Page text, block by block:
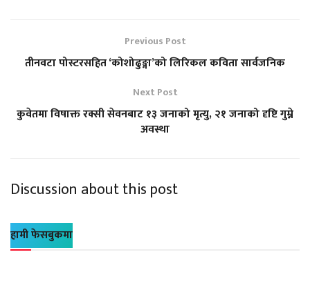
Previous Post
तीनवटा पोस्टरसहित ‘कोशोढुङ्गा’को लिरिकल कविता सार्वजनिक
Next Post
कुवेतमा विषाक्त रक्सी सेवनबाट १३ जनाको मृत्यु, २१ जनाको दृष्टि गुम्ने
अवस्था
Discussion about this post
हामी फेसबुकमा